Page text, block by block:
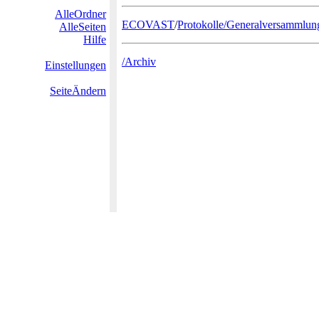
AlleOrdner
AlleSeiten
Hilfe
Einstellungen
SeiteÄndern
ECOVAST/Protokolle/
/Archiv